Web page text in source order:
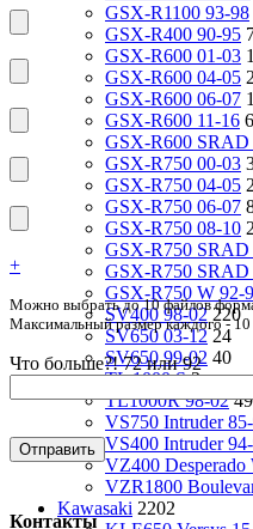
GSX-R1100 93-98
GSX-R400 90-95
GSX-R600 01-03
GSX-R600 04-05
GSX-R600 06-07
GSX-R600 11-16
GSX-R600 SRAD
GSX-R750 00-03
GSX-R750 04-05
GSX-R750 06-07
GSX-R750 08-10
GSX-R750 SRAD
GSX-R750 SRAD
GSX-R750 W 92-
SV400 98-02 220
SV650 03-12 24
SV650 99-02 40
TL 1000 S 2
TL1000R 98-02 49
VS750 Intruder 85-
VS400 Intruder
VZ400 Desperado
VZR1800
Kawasaki 2202
+
Можно выбрать до 10 файлов
Максимальный размер каждого -
Что больше?! 72 или 92
Контакты